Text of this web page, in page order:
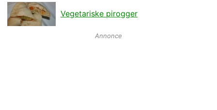
Vegetariske pirogger
Annonce